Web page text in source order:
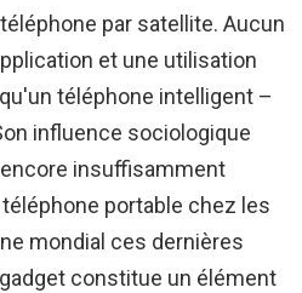
par satellite. Aucun
et une utilisation
téléphone intelligent –
influence sociologique
insuffisamment
portable chez les
mondial ces dernières
constitue un élément